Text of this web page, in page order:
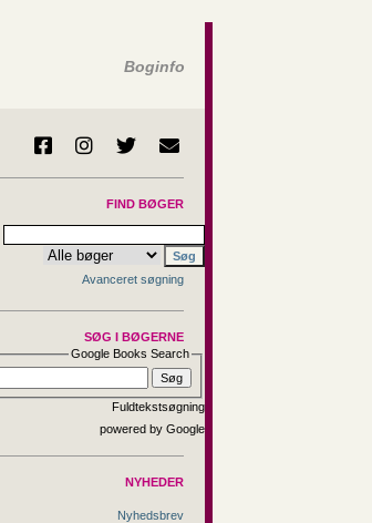
Boginfo
FIND BØGER
Avanceret søgning
SØG I BØGERNE
Google Books Search
Fuldtekstsøgning
NYHEDER
Nyhedsbrev